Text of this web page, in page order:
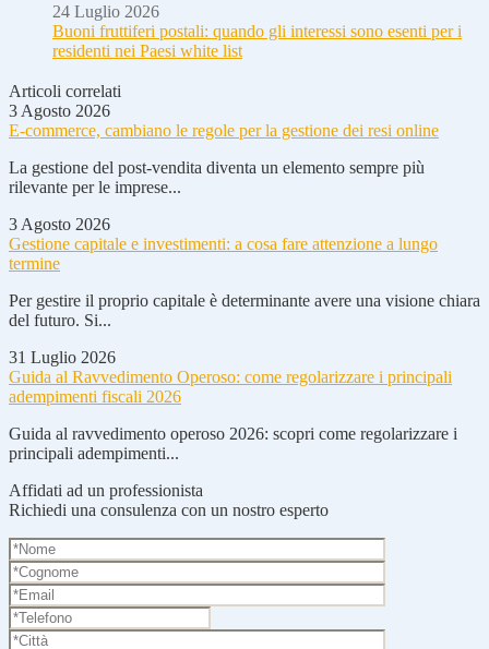
24 Luglio 2026
Buoni fruttiferi postali: quando gli interessi sono esenti per i
residenti nei Paesi white list
Articoli correlati
3 Agosto 2026
E-commerce, cambiano le regole per la gestione dei resi online
La gestione del post-vendita diventa un elemento sempre più
rilevante per le imprese...
3 Agosto 2026
Gestione capitale e investimenti: a cosa fare attenzione a lungo
termine
Per gestire il proprio capitale è determinante avere una visione chiara
del futuro. Si...
31 Luglio 2026
Guida al Ravvedimento Operoso: come regolarizzare i principali
adempimenti fiscali 2026
Guida al ravvedimento operoso 2026: scopri come regolarizzare i
principali adempimenti...
Affidati ad un professionista
Richiedi una consulenza con un nostro esperto